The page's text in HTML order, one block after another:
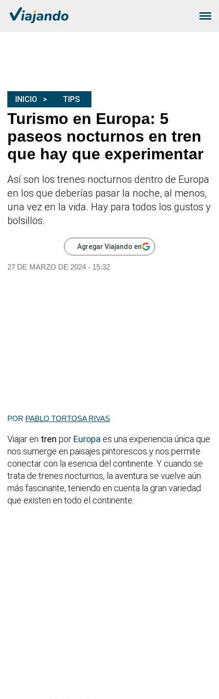
INICIO TIPS
Turismo en Europa: 5
paseos nocturnos en tren
que hay que experimentar
Así son los trenes nocturnos dentro de Europa
en los que deberías pasar la noche, al menos,
una vez en la vida. Hay para todos los gustos y
bolsillos.
Agregar Viajando en
27 DE MARZO DE 2024 - 15:32
POR PABLO TORTOSA RIVAS
Viajar en tren por Europa es una experiencia única que
nos sumerge en paisajes pintorescos y nos permite
conectar con la esencia del continente. Y cuando se
trata de trenes nocturnos, la aventura se vuelve aún
más fascinante, teniendo en cuenta la gran variedad
que existen en todo el continente.